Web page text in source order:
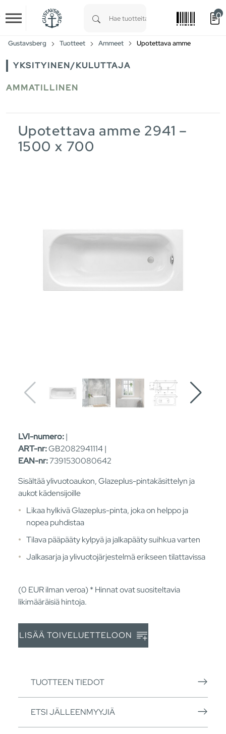
Skip to main content
0
Gustavsberg Tuotteet Ammeet Upotettava amme
YKSITYINEN/KULUTTAJA
AMMATILLINEN
Upotettava amme 2941 –
1500 x 700
LVI-numero:|
ART-nr:GB2082941114 |
EAN-nr:7391530080642
Sisältää ylivuotoaukon, Glazeplus-pintakäsittelyn ja
aukot kädensijoille
Likaa hylkivä Glazeplus-pinta, joka on helppo ja
nopea puhdistaa
Tilava pääpääty kylpyä ja jalkapääty suihkua varten
Jalkasarja ja ylivuotojärjestelmä erikseen tilattavissa
(0 EURilman veroa) * Hinnat ovat suositeltavia
likimääräisiä hintoja.
LISÄÄ TOIVELUETTELOON
TUOTTEEN TIEDOT
ETSI JÄLLEENMYYJIÄ